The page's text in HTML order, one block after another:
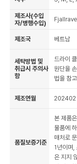
제조사(수입
자/병행수입)
제조국 베트남
세탁방법 및
취급시 주의사
항
드라이
원단을
법을 참
제조연월 202402
품질보증기준
본 제품
물품에
매처로
1년이며,
은 지지